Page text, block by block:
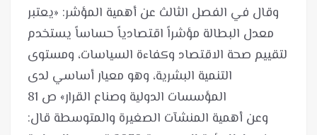
وقال في الفصل الثالث عن أهمية المؤشر: «يعتبر
معدل البطالة مؤشراً اقتصادياً حساساً يستخدم
لتقييم صحة الاقتصاد وكفاءة السياسات، ومستوى
التنمية البشرية، وهو معيار أساسي لدى
وعن أهمية المنشآت الصغيرة والمتوسطة قال: